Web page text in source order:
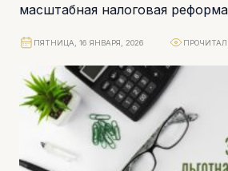
масштабная налоговая
для...ПЯТНИЦА, 16 ЯНВАРЯ, 2026